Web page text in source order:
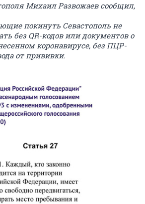
Михаил Развожаев сообщил,
покинуть Севастополь не
без QR-кодов или документов о
коронавирусе, без ПЦР-
от прививки.